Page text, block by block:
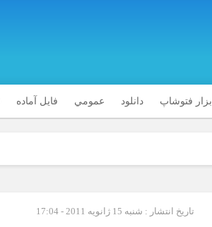
ابزار فتوشاپ دانلود عمومي فایل آماده
تاریخ انتشار : شنبه 15 ژانویه 2011 - 17:04